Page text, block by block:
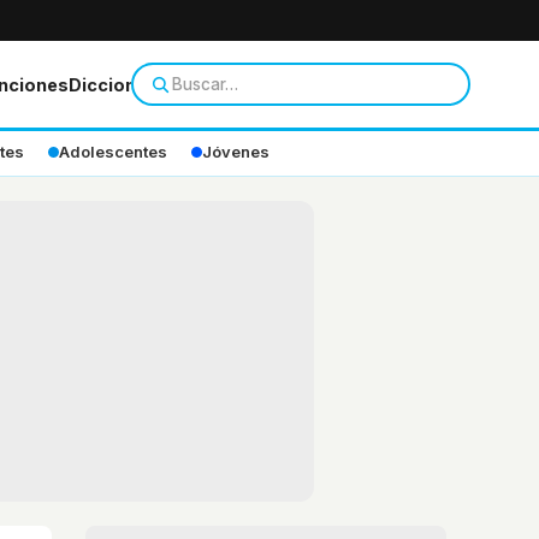
Diccionario
Adolescentes Jóvenes